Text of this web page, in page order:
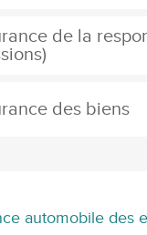
de la
des biens
automobile des